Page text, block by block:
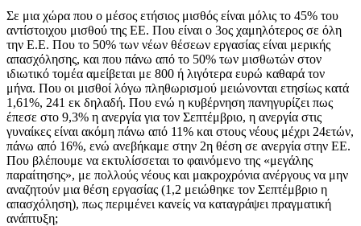
Σε μια χώρα που ο μέσος ετήσιος μισθός είναι μόλις το 45% του
αντίστοιχου μισθού της ΕΕ. Που είναι ο 3ος χαμηλότερος σε όλη
την Ε.Ε. Που το 50% των νέων θέσεων εργασίας είναι μερικής
απασχόλησης, και που πάνω από το 50% των μισθωτών στον
ιδιωτικό τομέα αμείβεται με 800 ή λιγότερα ευρώ καθαρά τον
μήνα. Που οι μισθοί λόγω πληθωρισμού μειώνονται ετησίως κατά
1,61%, 241 εκ δηλαδή. Που ενώ η κυβέρνηση πανηγυρίζει πως
έπεσε στο 9,3% η ανεργία για τον Σεπτέμβριο, η ανεργία στις
γυναίκες είναι ακόμη πάνω από 11% και στους νέους μέχρι 24ετών,
πάνω από 16%, ενώ ανεβήκαμε στην 2η θέση σε ανεργία στην ΕΕ.
Που βλέπουμε να εκτυλίσσεται το φαινόμενο της «μεγάλης
παραίτησης», με πολλούς νέους και μακροχρόνια ανέργους να μην
αναζητούν μια θέση εργασίας (1,2 μειώθηκε τον Σεπτέμβριο η
απασχόληση), πως περιμένει κανείς να καταγράψει πραγματική
ανάπτυξη;